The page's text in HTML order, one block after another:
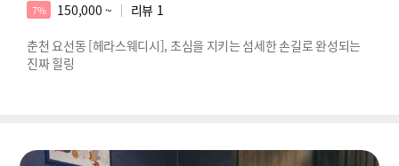
7% 150,000 ~ 리뷰 1
춘천 요선동 [헤라스웨디시], 초심을 지키는 섬세한 손길로 완성되는
진짜 힐링